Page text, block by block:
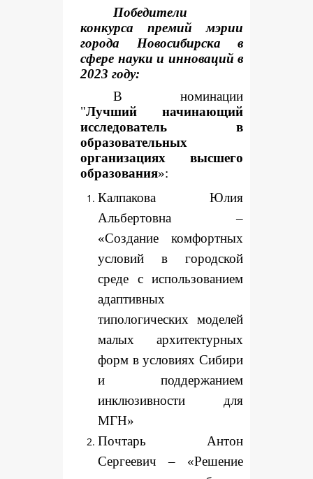
Победители
конкурса премий мэрии
города Новосибирска в
сфере науки и инноваций в
2023 году:
В номинации
"Лучший начинающий
исследователь в
образовательных
организациях высшего
образования»:
Калпакова Юлия
Альбертовна –
«Создание комфортных
условий в городской
среде с использованием
адаптивных
типологических моделей
малых архитектурных
форм в условиях Сибири
и поддержанием
инклюзивности для
МГН»
Почтарь Антон
Сергеевич – «Решение